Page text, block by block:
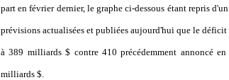
part en février dernier, le graphe ci-dessous étant repris
prévisions actualisées et publiées aujourd'hui que le
à 389 milliards $ contre 410 précédemment annoncé
milliards $.